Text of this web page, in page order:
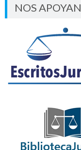
NOS APOYAN